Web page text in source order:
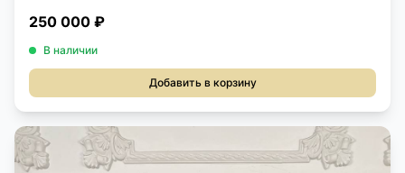
250 000 ₽
В наличии
Добавить в корзину